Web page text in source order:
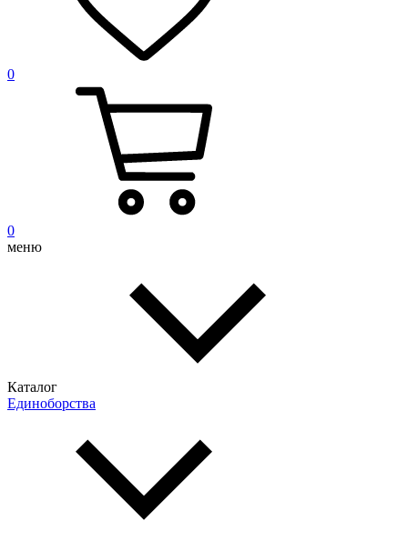
0
0
меню
Каталог
Единоборства